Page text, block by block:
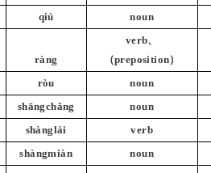
qiú noun
ràng
verb、
（preposition）
ròu
noun
shāngchǎng
noun
shànglái
verb
shàngmiàn
noun